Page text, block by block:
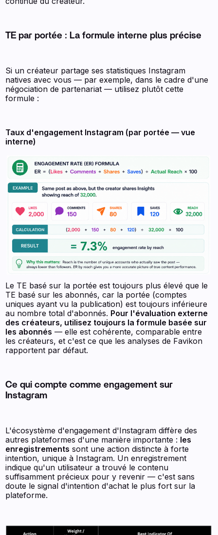
TE par portée : La formule interne plus précise
Si un créateur partage ses statistiques Instagram
natives avec vous — par exemple, dans le cadre d'une
négociation de partenariat — utilisez plutôt cette
formule :
Taux d'engagement Instagram (par portée — vue
interne)
Le TE basé sur la portée est toujours plus élevé que le
TE basé sur les abonnés, car la portée (comptes
uniques ayant vu la publication) est toujours inférieure
au nombre total d'abonnés. Pour l'évaluation externe
des créateurs, utilisez toujours la formule basée sur
les abonnés — elle est cohérente, comparable entre
les créateurs, et c'est ce que les analyses de Favikon
rapportent par défaut.
Ce qui compte comme engagement sur
Instagram
L'écosystème d'engagement d'Instagram diffère des
autres plateformes d'une manière importante : les
enregistrements sont une action distincte à forte
intention, unique à Instagram. Un enregistrement
indique qu'un utilisateur a trouvé le contenu
suffisamment précieux pour y revenir — c'est sans
doute le signal d'intention d'achat le plus fort sur la
plateforme.